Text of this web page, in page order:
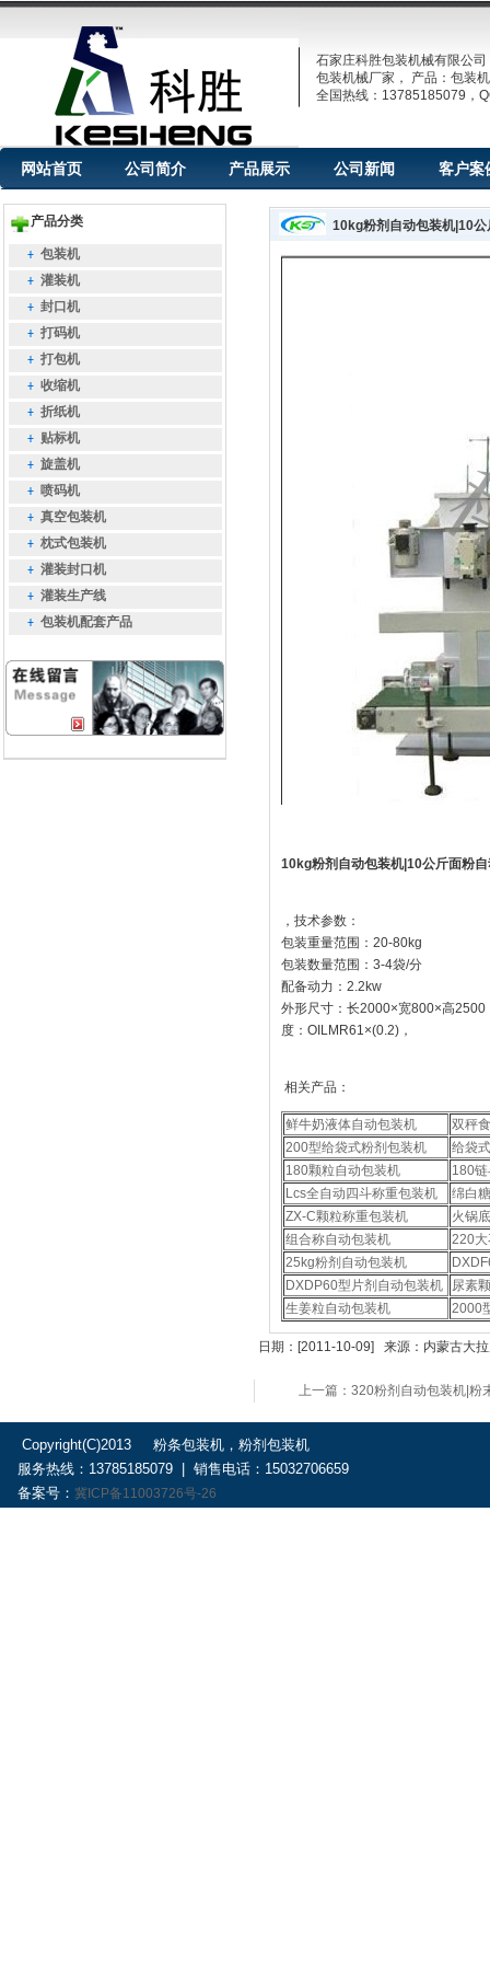
石家庄科胜包装机械有限公司
包装机械厂家， 产品：包装
全国热线：13785185079，
网站首页 公司简介 产品展示 公司新闻 客户案
产品分类
包装机
灌装机
封口机
打码机
打包机
收缩机
折纸机
贴标机
旋盖机
喷码机
真空包装机
枕式包装机
灌装封口机
灌装生产线
包装机配套产品
10kg粉剂自动包装机|10
10kg粉剂自动包装机|10公斤面粉
，技术参数：
包装重量范围：20-80kg
包装数量范围：3-4袋/分
配备动力：2.2kw
外形尺寸：长2000×宽800×高2500
度：OILMR61×(0.2)，
相关产品：
鲜牛奶液体自动包装机
双秤
200型给袋式粉剂包装机
给袋
180颗粒自动包装机
180
Lcs全自动四斗称重包装机
绵白
ZX-C颗粒称重包装机
火锅
组合称自动包装机
220大
25kg粉剂自动包装机
DXDP60型片剂自动包装机
尿素
生姜粒自动包装机
2000
日期：[2011-10-09] 来源：内蒙古大
上一篇：320粉剂自动包装机|粉
Copyright(C)2013 粉条包装机，粉剂包装机
服务热线：13785185079 | 销售电话：15032706659
备案号： 冀ICP备11003726号-26